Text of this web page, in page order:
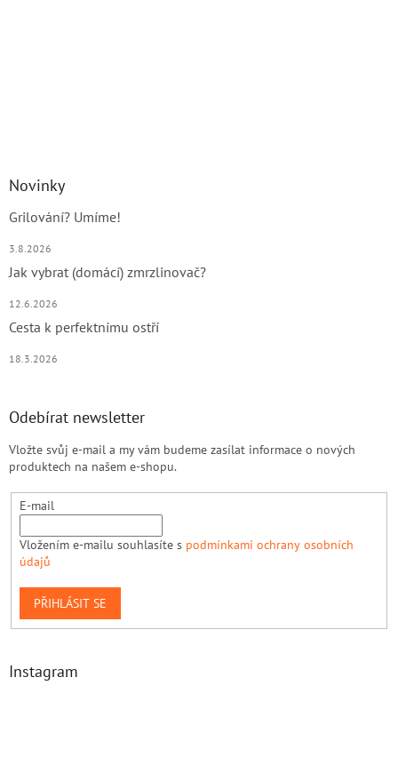
Novinky
Grilování? Umíme!
3.8.2026
Jak vybrat (domácí) zmrzlinovač?
12.6.2026
Cesta k perfektnímu ostří
18.3.2026
Odebírat newsletter
Vložte svůj e-mail a my vám budeme zasílat informace o nových
produktech na našem e-shopu.
E-mail
Vložením e-mailu souhlasíte s podmínkami ochrany osobních
údajů
PŘIHLÁSIT SE
Instagram